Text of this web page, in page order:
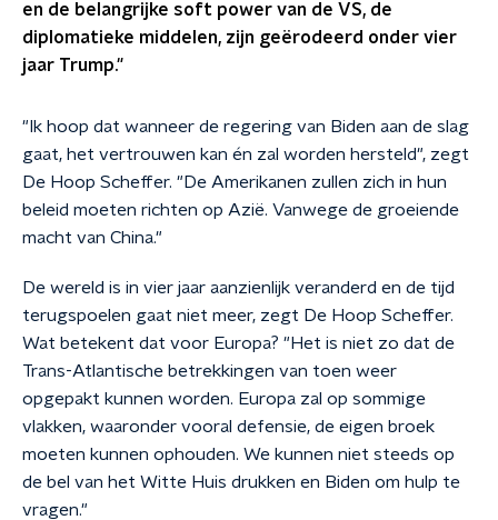
en de belangrijke soft power van de VS, de
diplomatieke middelen, zijn geërodeerd onder vier
jaar Trump."
"Ik hoop dat wanneer de regering van Biden aan de slag
gaat, het vertrouwen kan én zal worden hersteld", zegt
De Hoop Scheffer. "De Amerikanen zullen zich in hun
beleid moeten richten op Azië. Vanwege de groeiende
macht van China."
De wereld is in vier jaar aanzienlijk veranderd en de tijd
terugspoelen gaat niet meer, zegt De Hoop Scheffer.
Wat betekent dat voor Europa? "Het is niet zo dat de
Trans-Atlantische betrekkingen van toen weer
opgepakt kunnen worden. Europa zal op sommige
vlakken, waaronder vooral defensie, de eigen broek
moeten kunnen ophouden. We kunnen niet steeds op
de bel van het Witte Huis drukken en Biden om hulp te
vragen."